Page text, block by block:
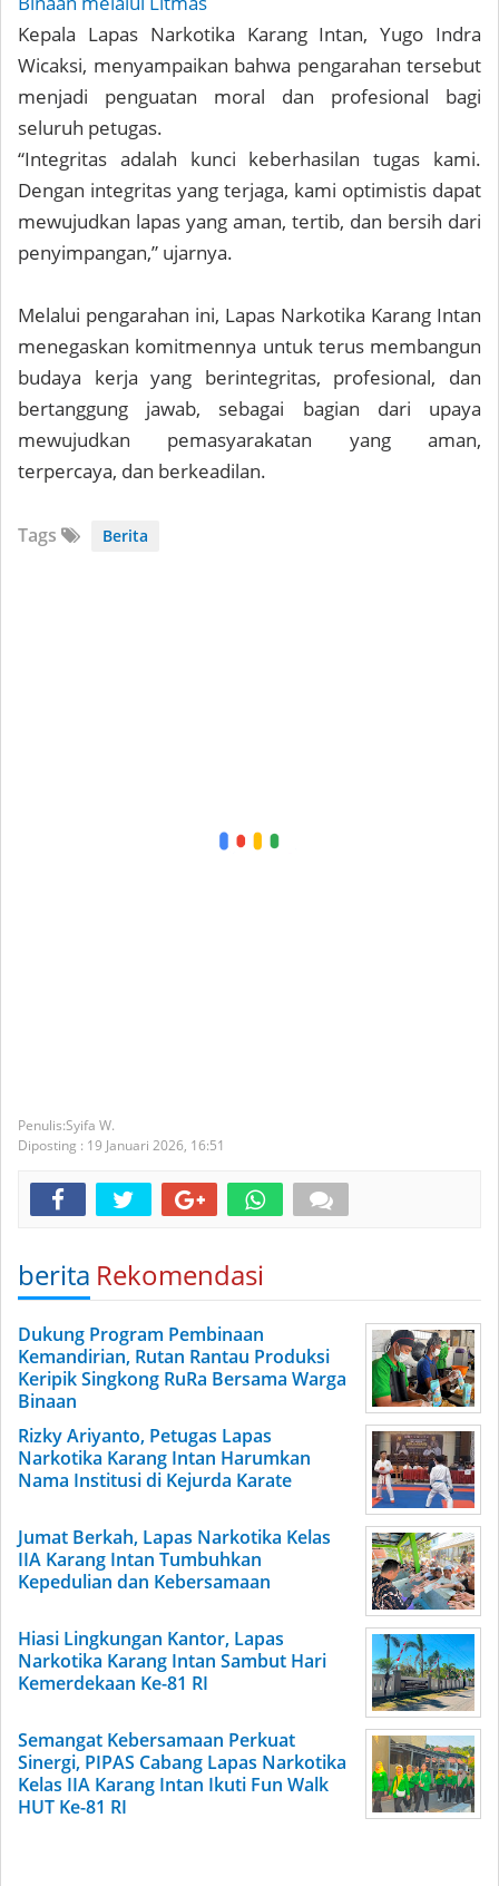
Kepala Lapas Narkotika Karang Intan, Yugo Indra
Wicaksi, menyampaikan bahwa pengarahan tersebut
menjadi penguatan moral dan profesional bagi
seluruh petugas.
“Integritas adalah kunci keberhasilan tugas kami.
Dengan integritas yang terjaga, kami optimistis dapat
mewujudkan lapas yang aman, tertib, dan bersih dari
penyimpangan,” ujarnya.
Melalui pengarahan ini, Lapas Narkotika Karang Intan
menegaskan komitmennya untuk terus membangun
budaya kerja yang berintegritas, profesional, dan
bertanggung jawab, sebagai bagian dari upaya
mewujudkan pemasyarakatan yang aman,
terpercaya, dan berkeadilan.
Tags Berita
Syifa W.
Diposting : 19 Januari 2026, 16:51
berita Rekomendasi
Dukung Program Pembinaan
Kemandirian, Rutan Rantau Produksi
Keripik Singkong RuRa Bersama Warga
Binaan
Rizky Ariyanto, Petugas Lapas
Narkotika Karang Intan Harumkan
Nama Institusi di Kejurda Karate
Jumat Berkah, Lapas Narkotika Kelas
IIA Karang Intan Tumbuhkan
Kepedulian dan Kebersamaan
Hiasi Lingkungan Kantor, Lapas
Narkotika Karang Intan Sambut Hari
Kemerdekaan Ke-81 RI
Semangat Kebersamaan Perkuat
Sinergi, PIPAS Cabang Lapas Narkotika
Kelas IIA Karang Intan Ikuti Fun Walk
HUT Ke-81 RI